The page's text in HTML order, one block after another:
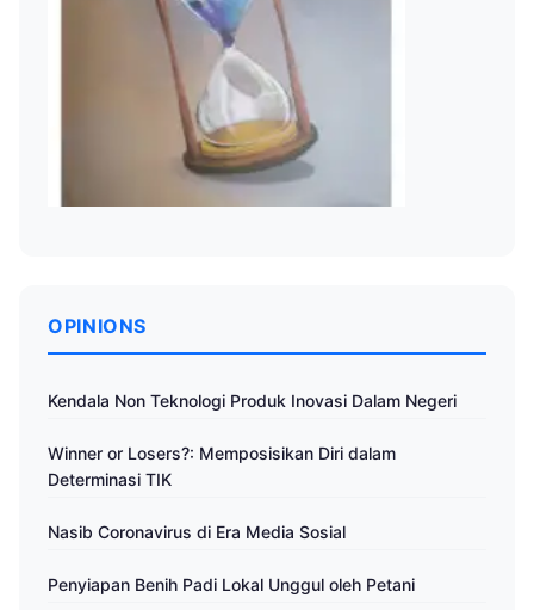
OPINIONS
Kendala Non Teknologi Produk Inovasi Dalam Negeri
Winner or Losers?: Memposisikan Diri dalam
Determinasi TIK
Nasib Coronavirus di Era Media Sosial
Penyiapan Benih Padi Lokal Unggul oleh Petani